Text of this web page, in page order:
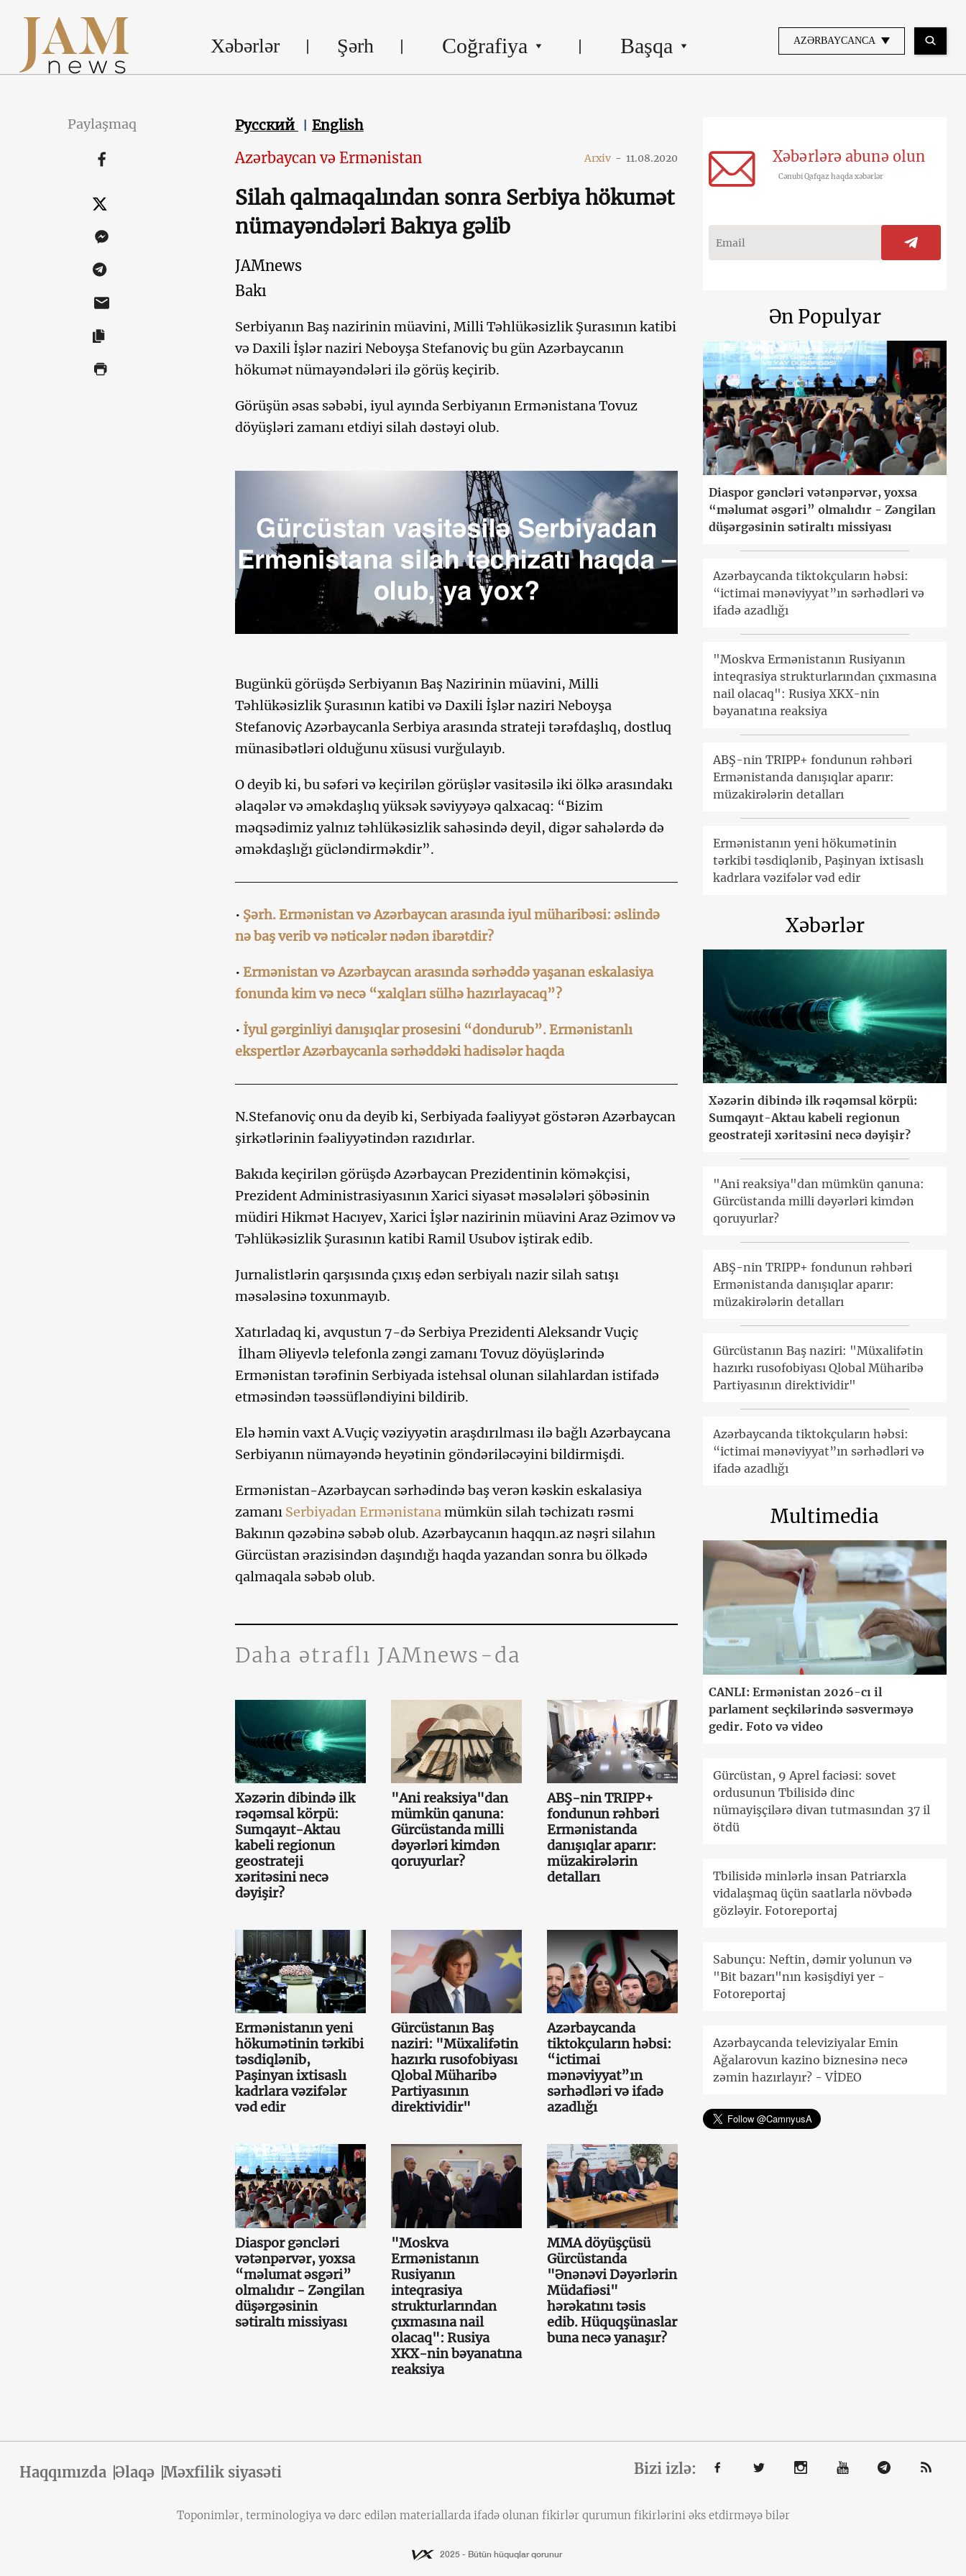
Xəbərlər Şərh Coğrafiya Başqa AZƏRBAYCANCA
Paylaşmaq Русский English
Azərbaycan və Ermənistan Arxiv - 11.08.2020
Silah qalmaqalından sonra Serbiya hökumət
nümayəndələri Bakıya gəlib
JAMnews
Bakı
Serbiyanın Baş nazirinin müavini, Milli Təhlükəsizlik Şurasının katibi
və Daxili İşlər naziri Neboyşa Stefanoviç bu gün Azərbaycanın
hökumət nümayəndələri ilə görüş keçirib.
Görüşün əsas səbəbi, iyul ayında Serbiyanın Ermənistana Tovuz
döyüşləri zamanı etdiyi silah dəstəyi olub.
Bugünkü görüşdə Serbiyanın Baş Nazirinin müavini, Milli
Təhlükəsizlik Şurasının katibi və Daxili İşlər naziri Neboyşa
Stefanoviç Azərbaycanla Serbiya arasında strateji tərəfdaşlıq, dostluq
münasibətləri olduğunu xüsusi vurğulayıb.
O deyib ki, bu səfəri və keçirilən görüşlər vasitəsilə iki ölkə arasındakı
əlaqələr və əməkdaşlıq yüksək səviyyəyə qalxacaq: “Bizim
məqsədimiz yalnız təhlükəsizlik sahəsində deyil, digər sahələrdə də
əməkdaşlığı gücləndirməkdir”.
• Şərh. Ermənistan və Azərbaycan arasında iyul müharibəsi: əslində
nə baş verib və nəticələr nədən ibarətdir?
• Ermənistan və Azərbaycan arasında sərhəddə yaşanan eskalasiya
fonunda kim və necə “xalqları sülhə hazırlayacaq”?
• İyul gərginliyi danışıqlar prosesini “dondurub”. Ermənistanlı
ekspertlər Azərbaycanla sərhəddəki hadisələr haqda
N.Stefanoviç onu da deyib ki, Serbiyada fəaliyyət göstərən Azərbaycan
şirkətlərinin fəaliyyətindən razıdırlar.
Bakıda keçirilən görüşdə Azərbaycan Prezidentinin köməkçisi,
Prezident Administrasiyasının Xarici siyasət məsələləri şöbəsinin
müdiri Hikmət Hacıyev, Xarici İşlər nazirinin müavini Araz Əzimov və
Təhlükəsizlik Şurasının katibi Ramil Usubov iştirak edib.
Jurnalistlərin qarşısında çıxış edən serbiyalı nazir silah satışı
məsələsinə toxunmayıb.
Xatırladaq ki, avqustun 7-də Serbiya Prezidenti Aleksandr Vuçiç
İlham Əliyevlə telefonla zəngi zamanı Tovuz döyüşlərində
Ermənistan tərəfinin Serbiyada istehsal olunan silahlardan istifadə
etməsindən təəssüfləndiyini bildirib.
Elə həmin vaxt A.Vuçiç vəziyyətin araşdırılması ilə bağlı Azərbaycana
Serbiyanın nümayəndə heyətinin göndəriləcəyini bildirmişdi.
Ermənistan-Azərbaycan sərhədində baş verən kəskin eskalasiya
zamanı Serbiyadan Ermənistanamümkün silah təchizatı rəsmi
Bakının qəzəbinə səbəb olub. Azərbaycanın haqqın.az nəşri silahın
Gürcüstan ərazisindən daşındığı haqda yazandan sonra bu ölkədə
qalmaqala səbəb olub.
Daha ətraflı JAMnews-da
Xəzərin dibində ilk
rəqəmsal körpü:
Sumqayıt-Aktau
kabeli regionun
geostrateji
xəritəsini necə
dəyişir?
"Ani reaksiya"dan
mümkün qanuna:
Gürcüstanda milli
dəyərləri kimdən
qoruyurlar?
ABŞ-nin TRIPP+
fondunun rəhbəri
Ermənistanda
danışıqlar aparır:
müzakirələrin
detalları
Ermənistanın yeni
hökumətinin tərkibi
təsdiqlənib,
Paşinyan ixtisaslı
kadrlara vəzifələr
vəd edir
Gürcüstanın Baş
naziri: "Müxalifətin
hazırkı rusofobiyası
Qlobal Müharibə
Partiyasının
direktividir"
Azərbaycanda
tiktokçuların həbsi:
“ictimai
mənəviyyat”ın
sərhədləri və ifadə
azadlığı
Diaspor gəncləri
vətənpərvər, yoxsa
“məlumat əsgəri”
olmalıdır - Zəngilan
düşərgəsinin
sətiraltı missiyası
"Moskva
Ermənistanın
Rusiyanın
inteqrasiya
strukturlarından
çıxmasına nail
olacaq": Rusiya
XKX-nin bəyanatına
reaksiya
MMA döyüşçüsü
Gürcüstanda
"Ənənəvi Dəyərlərin
Müdafiəsi"
hərəkatını təsis
edib. Hüquqşünaslar
buna necə yanaşır?
Xəbərlərə abunə olun
Cənubi Qafqaz haqda xəbərlər
Ən Populyar
Diaspor gəncləri vətənpərvər, yoxsa
“məlumat əsgəri” olmalıdır - Zəngilan
düşərgəsinin sətiraltı missiyası
Azərbaycanda tiktokçuların həbsi:
“ictimai mənəviyyat”ın sərhədləri və
ifadə azadlığı
"Moskva Ermənistanın Rusiyanın
inteqrasiya strukturlarından çıxmasına
nail olacaq": Rusiya XKX-nin
bəyanatına reaksiya
ABŞ-nin TRIPP+ fondunun rəhbəri
Ermənistanda danışıqlar aparır:
müzakirələrin detalları
Ermənistanın yeni hökumətinin
tərkibi təsdiqlənib, Paşinyan ixtisaslı
kadrlara vəzifələr vəd edir
Xəbərlər
Xəzərin dibində ilk rəqəmsal körpü:
Sumqayıt-Aktau kabeli regionun
geostrateji xəritəsini necə dəyişir?
"Ani reaksiya"dan mümkün qanuna:
Gürcüstanda milli dəyərləri kimdən
qoruyurlar?
ABŞ-nin TRIPP+ fondunun rəhbəri
Ermənistanda danışıqlar aparır:
müzakirələrin detalları
Gürcüstanın Baş naziri: "Müxalifətin
hazırkı rusofobiyası Qlobal Müharibə
Partiyasının direktividir"
Azərbaycanda tiktokçuların həbsi:
“ictimai mənəviyyat”ın sərhədləri və
ifadə azadlığı
Multimedia
CANLI: Ermənistan 2026-cı il
parlament seçkilərində səsverməyə
gedir. Foto və video
Gürcüstan, 9 Aprel faciəsi: sovet
ordusunun Tbilisidə dinc
nümayişçilərə divan tutmasından 37 il
ötdü
Tbilisidə minlərlə insan Patriarxla
vidalaşmaq üçün saatlarla növbədə
gözləyir. Fotoreportaj
Sabunçu: Neftin, dəmir yolunun və
"Bit bazarı"nın kəsişdiyi yer -
Fotoreportaj
Azərbaycanda televiziyalar Emin
Ağalarovun kazino biznesinə necə
zəmin hazırlayır? - VİDEO
Haqqımızda Əlaqə Məxfilik siyasəti Bizi izlə:
Toponimlər, terminologiya və dərc edilən materiallarda ifadə olunan fikirlər qurumun fikirlərini əks etdirməyə bilər
2025 - Bütün hüquqlar qorunur